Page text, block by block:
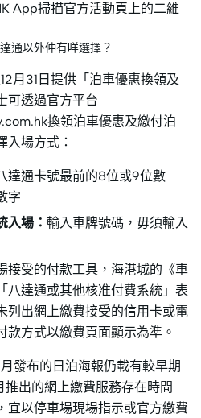
App掃描官方活動頁上的二維
通以外仲有咩選擇？
月31日提供「泊車優惠換領及
可透過官方平台
換領泊車優惠及繳付泊
入場方式：
達通卡號最前的8位或9位數
字
入場： 輸入車牌號碼，毋須輸入
接受的付款工具，海港城的《車
八達通或其他核准付費系統」表
列出網上繳費接受的信用卡或電
款方式以繳費頁面顯示為準。
發布的日泊海報仍載有較早期
出的網上繳費服務存在時間
宜以停車場現場指示或官方繳費